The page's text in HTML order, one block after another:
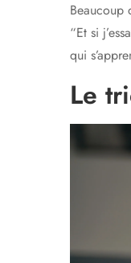
Beaucoup
“Et si
qui
Le